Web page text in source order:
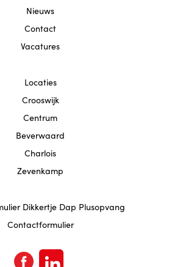
Nieuws
Contact
Vacatures
Locaties
Crooswijk
Centrum
Beverwaard
Charlois
Zevenkamp
Dikkertje Dap Plusopvang
Contactformulier